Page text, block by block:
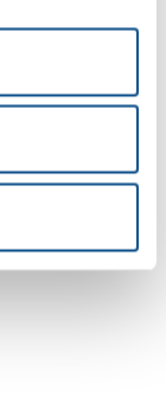
voor het
bruikbaarheid
of in het